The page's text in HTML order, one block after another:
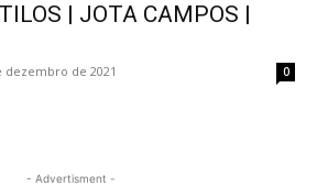
| JOTA CAMPOS |
dezembro de 2021 0
- Advertisment -